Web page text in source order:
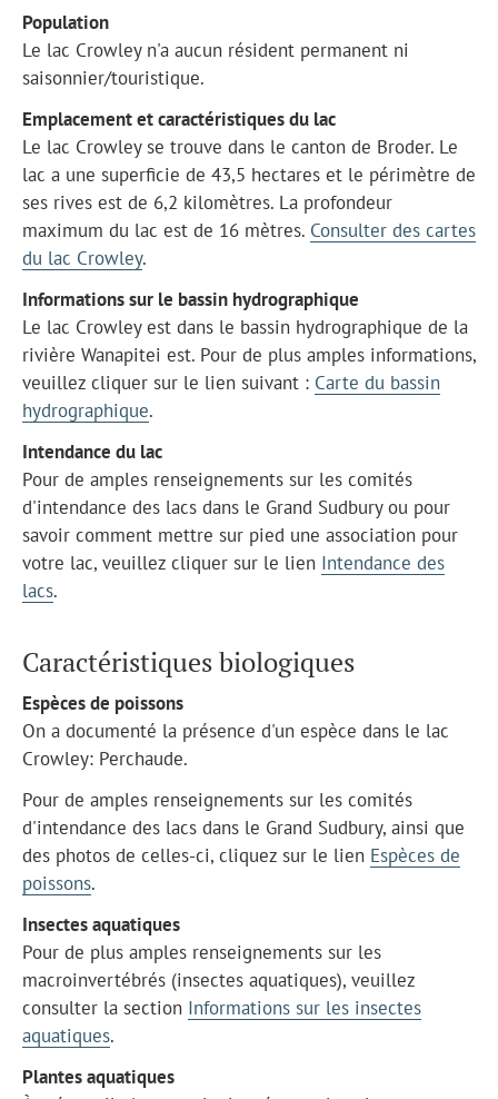
Population
Le lac Crowley n'a aucun résident permanent ni
saisonnier/touristique.
Emplacement et caractéristiques du lac
Le lac Crowley se trouve dans le canton de Broder. Le
lac a une superficie de 43,5 hectares et le périmètre de
ses rives est de 6,2 kilomètres. La profondeur
maximum du lac est de 16 mètres. Consulter des cartes
du lac Crowley.
Informations sur le bassin hydrographique
Le lac Crowley est dans le bassin hydrographique de la
rivière Wanapitei est. Pour de plus amples informations,
veuillez cliquer sur le lien suivant : Carte du bassin
hydrographique.
Intendance du lac
Pour de amples renseignements sur les comités
d'intendance des lacs dans le Grand Sudbury ou pour
savoir comment mettre sur pied une association pour
votre lac, veuillez cliquer sur le lien Intendance des
lacs.
Caractéristiques biologiques
Espèces de poissons
On a documenté la présence d'un espèce dans le lac
Crowley: Perchaude.
Pour de amples renseignements sur les comités
d'intendance des lacs dans le Grand Sudbury, ainsi que
des photos de celles-ci, cliquez sur le lien Espèces de
poissons.
Insectes aquatiques
Pour de plus amples renseignements sur les
macroinvertébrés (insectes aquatiques), veuillez
consulter la section Informations sur les insectes
aquatiques.
Plantes aquatiques